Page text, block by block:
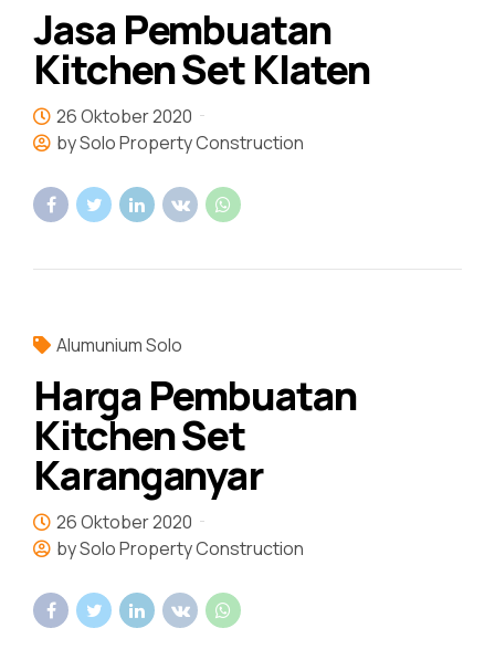
Jasa Pembuatan
Kitchen Set Klaten
26 Oktober 2020
by Solo Property Construction
Alumunium Solo
Harga Pembuatan
Kitchen Set
Karanganyar
26 Oktober 2020
by Solo Property Construction